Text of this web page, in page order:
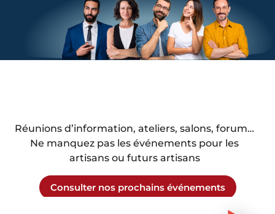
Réunions d’information, ateliers, salons, forum…
Ne manquez pas les événements pour les
artisans ou futurs artisans
Consulter nos prochains événements